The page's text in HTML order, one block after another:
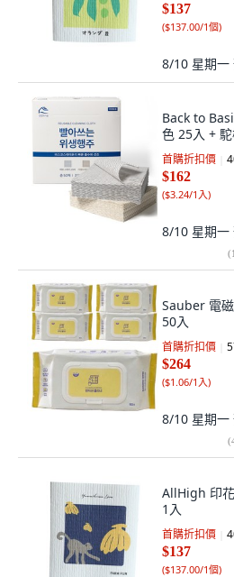
$137
($137.00/1個)
8/10 星期一
Back to
色 25入 +
首購折扣價
$162
($3.24/1入)
8/10 星期一
(
Sauber 電
50入
首購折扣價
$264
($1.06/1入)
8/10 星期一
(
AllHigh 印
1入
首購折扣價
$137
($137.00/1個)